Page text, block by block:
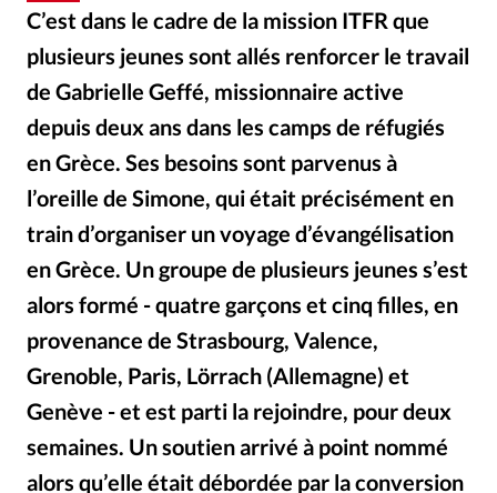
Emploi
Se connecter
Édition: Internationale
Devise:
RUBRIQUES
Tous les articles
Actualité chrétienne
Actualité internationale
Chronique
Culture
Dossier
Eglises Foi Génération réveil
Monde
Opinions
Publireportage
Relations Aujourd'hui
Société
Tour du monde des Eglises
Trait d'Ixène
Vécu
Vie Intérieure
C’est dans le cadre de la mission ITFR que
plusieurs jeunes sont allés renforcer le travail
de Gabrielle Geffé, missionnaire active
depuis deux ans dans les camps de réfugiés
en Grèce. Ses besoins sont parvenus à
l’oreille de Simone, qui était précisément en
train d’organiser un voyage d’évangélisation
en Grèce. Un groupe de plusieurs jeunes s’est
alors formé - quatre garçons et cinq filles, en
provenance de Strasbourg, Valence,
Grenoble, Paris, Lörrach (Allemagne) et
Genève - et est parti la rejoindre, pour deux
semaines. Un soutien arrivé à point nommé
alors qu’elle était débordée par la conversion